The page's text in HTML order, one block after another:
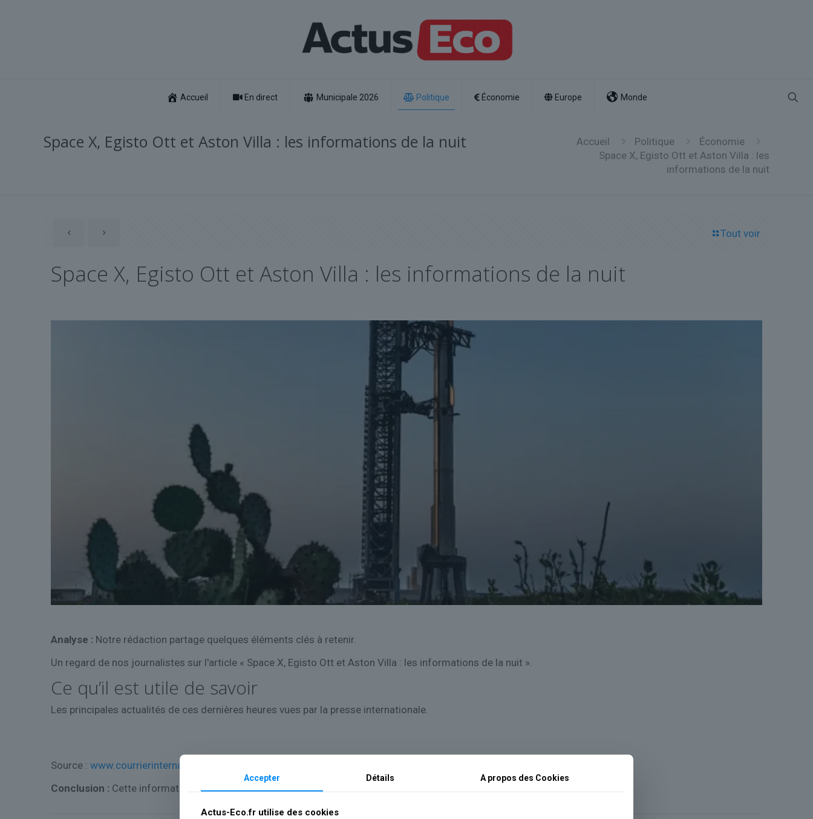
Accueil En direct Municipale 2026 Politique Économie Europe Monde
Space X, Egisto Ott et Aston Villa : les informations de la nuit Accueil Politique
Économie
Space X, Egisto Ott et Aston Villa : les
informations de la nuit
Tout voir
Space X, Egisto Ott et Aston Villa : les informations de la nuit
Analyse : Notre rédaction partage quelques éléments clés à retenir.
Un regard de nos journalistes sur l'article « Space X, Egisto Ott et Aston Villa : les informations de la nuit ».
Ce qu’il est utile de savoir
Les principales actualités de ces dernières heures vues par la presse internationale.
Source : www.courrierinternational.com
Conclusion : Cette information sera mise à jour dès que de nouveaux éléments apparaîtront.
Accepter Détails A propos des Cookies
Actus-Eco.fr utilise des cookies